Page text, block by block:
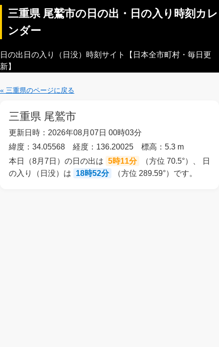
三重県 尾鷲市の日の出・日の入り時刻カレ
ンダー
日の出日の入り（日没）時刻サイト【日本全市町村・毎日更
新】
« 三重県のページに戻る
三重県 尾鷲市
更新日時：2026年08月07日 00時03分
緯度：34.05568 経度：136.20025 標高：5.3 m
本日（8月7日）の日の出は 5時11分
（方位 70.5°）、 日
の入り（日没）は
18時52分 （方位 289.59°）です。